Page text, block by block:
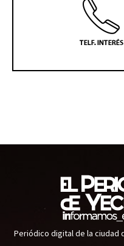
Periódico digital de la ciudad